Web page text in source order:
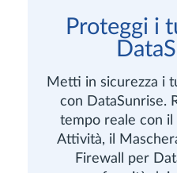
Proteggi i
Metti in sicurezza i
con DataSunrise.
tempo reale con
Attività, il
Firewall per